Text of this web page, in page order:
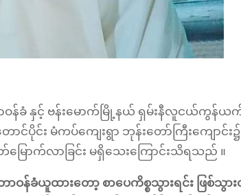
ဝန်ခံ နှင့် ဗန်းမောက်မြို့နယ် ရှမ်းနီလူငယ်ကွန်ယ
ပိုင်း မံကပ်ကျေးရွာ ဘုန်းတော်ကြီးကျောင်း၌
ြောက်လာခြင်း မရှိသေးကြောင်းသိရသည် ။
ာဝန်ခံယူထားတော့ စာပေကိစ္စသွားရင်း ဖြစ်